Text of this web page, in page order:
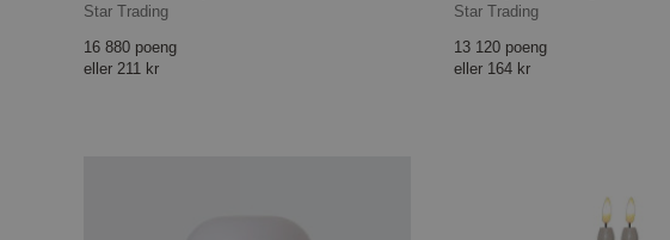
Star Trading
16 880 poeng
eller 211 kr
Star Trading
13 120 poeng
eller 164 kr